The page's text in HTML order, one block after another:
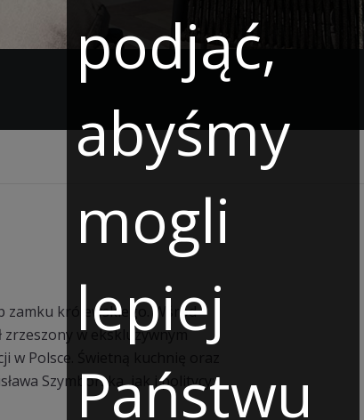
zamku królewskiego. Wśród
zrzeszony w ekskluzywnym
Polsce. Świetną kuchnię oraz
Szymborska, jak i politycy:
podjąć,
abyśmy
mogli
lepiej
Państwu